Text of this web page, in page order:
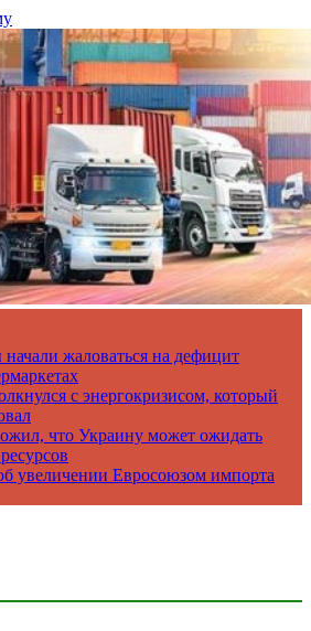
жаловаться на дефицит
с энергокризисом, который
что Украину может ожидать
увеличении Евросоюзом импорта